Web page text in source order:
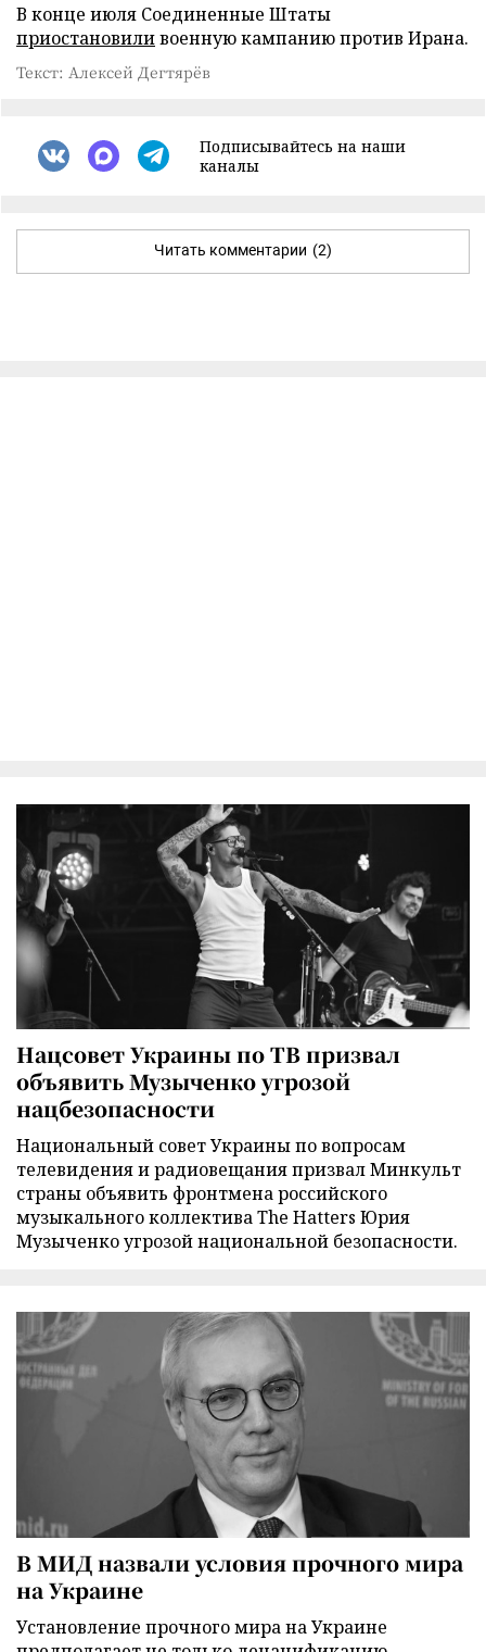
В конце июля Соединенные Штаты
приостановиливоенную кампанию против Ирана.
Текст: Алексей Дегтярёв
Подписывайтесь на наши
каналы
Читать комментарии (2)
Нацсовет Украины по ТВ призвал
объявить Музыченко угрозой
нацбезопасности
Национальный совет Украины по вопросам
телевидения и радиовещания призвал Минкульт
страны объявить фронтмена российского
музыкального коллектива The Hatters Юрия
Музыченко угрозой национальной безопасности.
В МИД назвали условия прочного мира
на Украине
Установление прочного мира на Украине